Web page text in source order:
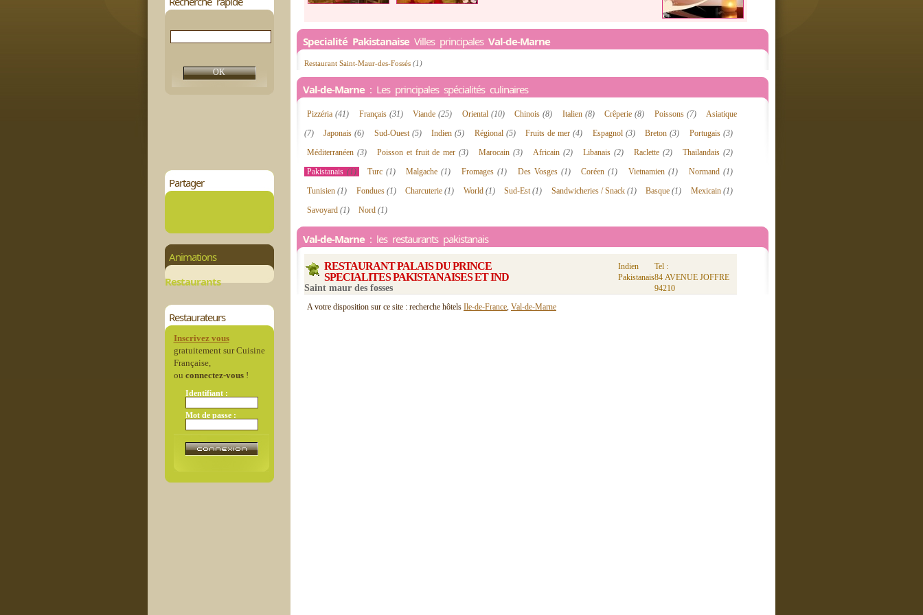
Partager
Animations
Restaurants
Restaurateurs
Inscrivez vous
gratuitement sur Cuisine
Française,
ou connectez-vous!
Identifiant :
Mot de passe :
Specialité Pakistanaise Villes principales Val-de-Marne
Restaurant Saint-Maur-des-Fossés (1)
Val-de-Marne : Les principales spécialités culinaires
Pizzéria(41) Français (31) Viande(25) Oriental (10) Chinois(8) Italien (8) Crêperie(8) Poissons (7)
Asiatique
(7)
Japonais(6) Sud-Ouest (5) Indien(5) Régional (5) Fruits de mer(4) Espagnol (3) Breton(3) Portugais (3)
Méditerranéen (3) Poisson et fruit de mer (3) Marocain (3) Africain (2) Libanais (2) Raclette (2) Thailandais (2)
Pakistanais(1) Turc (1) Malgache(1) Fromages(1) Des Vosges (1) Coréen(1) Vietnamien(1) Normand (1)
Tunisien(1) Fondues (1) Charcuterie(1) World (1) Sud-Est(1) Sandwicheries / Snack (1) Basque(1) Mexicain (1)
Savoyard (1) Nord(1)
Val-de-Marne : les restaurants pakistanais
RESTAURANT PALAIS DU PRINCE
SPECIALITES PAKISTANAISES ET IND
Saint maur des fosses
Indien
Pakistanais
Tel :
84 AVENUE JOFFRE
94210
A votre disposition sur ce site : recherche hôtels Ile-de-France, Val-de-Marne